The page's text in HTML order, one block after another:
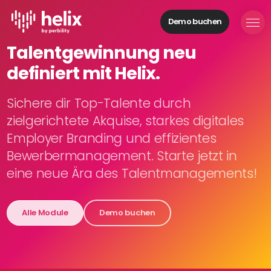
Demo buchen
Helix Module
Organisationen
aufbauen
managen
Talente
gewinnen
entwickeln
Feedback
Prozesse
digitalisieren
Talentgewinnung neu
definiert mit Helix.
Sichere dir Top-Talente durch
zielgerichtete Akquise, starkes digitales
Employer Branding und effizientes
Bewerbermanagement. Starte jetzt in
eine neue Ära des Talentmanagements!
Alle Module Demo buchen